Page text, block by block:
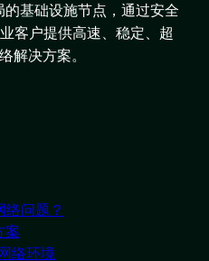
基础设施节点，通过安全
客户提供高速、稳定、超
解决方案。
问题？
案
络环境